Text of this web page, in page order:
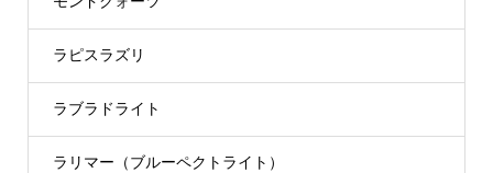
ラピスラズリ
ラブラドライト
ラリマー（ブルーペクトライト）